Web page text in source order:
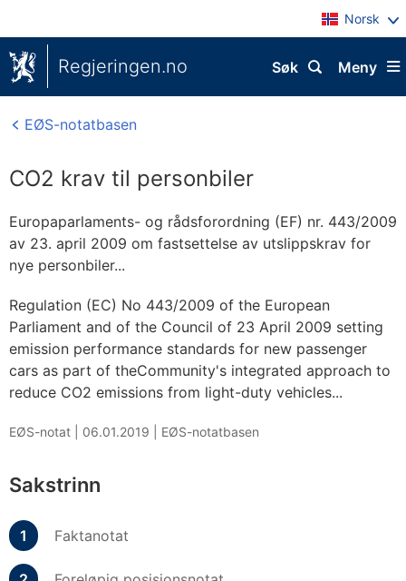
Norsk
Regjeringen.no Meny
Søk
EØS-notatbasen
CO2 krav til personbiler
Europaparlaments- og rådsforordning (EF) nr. 443/2009
av 23. april 2009 om fastsettelse av utslippskrav for
nye personbiler...
Regulation (EC) No 443/2009 of the European
Parliament and of the Council of 23 April 2009 setting
emission performance standards for new passenger
cars as part of theCommunity's integrated approach to
reduce CO2 emissions from light-duty vehicles...
EØS-notat | 06.01.2019 EØS-notatbasen
Sakstrinn
Faktanotat